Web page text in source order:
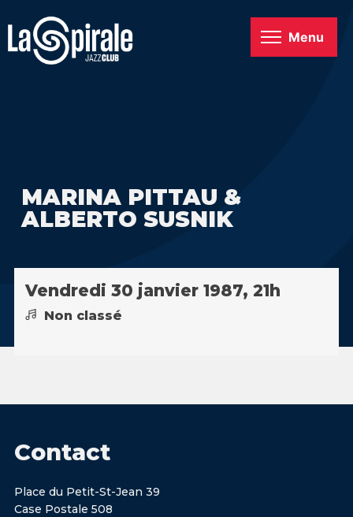
Menu
MARINA PITTAU &
ALBERTO SUSNIK
Vendredi 30 janvier 1987, 21h
Non classé
Contact
Place du Petit-St-Jean 39
Case Postale 508